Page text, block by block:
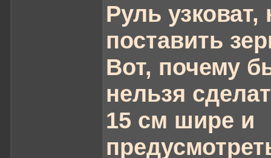
Руль узковат,
поставить
Вот, почему
нельзя
15 см шире и